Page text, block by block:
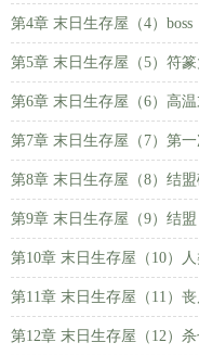
第4章 末日生存屋（4）boss
第5章 末日生存屋（5）符
第6章 末日生存屋（6）高温
第7章 末日生存屋（7）第
第8章 末日生存屋（8）结
第9章 末日生存屋（9）结盟
第10章 末日生存屋（10）人
第11章 末日生存屋（11）丧
第12章 末日生存屋（12）